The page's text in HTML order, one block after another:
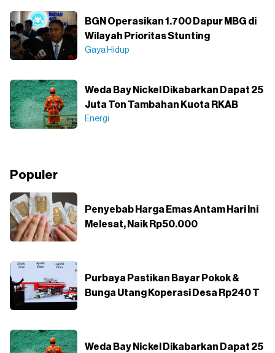
BGN Operasikan 1.700 Dapur MBG di
Wilayah Prioritas Stunting
Gaya Hidup
Weda Bay Nickel Dikabarkan Dapat 25
Juta Ton Tambahan Kuota RKAB
Energi
Populer
Penyebab Harga Emas Antam Hari Ini
Melesat, Naik Rp50.000
Purbaya Pastikan Bayar Pokok &
Bunga Utang Koperasi Desa Rp240 T
Weda Bay Nickel Dikabarkan Dapat 25